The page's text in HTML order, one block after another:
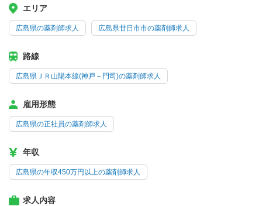
エリア
広島県の薬剤師求人 広島県廿日市市の薬剤師求人
路線
広島県ＪＲ山陽本線(神戸－門司)の薬剤師求人
雇用形態
広島県の正社員の薬剤師求人
年収
広島県の年収450万円以上の薬剤師求人
求人内容